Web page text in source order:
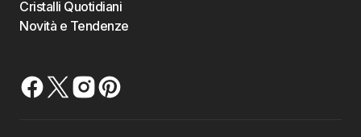
Cristalli Quotidiani
Novità e Tendenze